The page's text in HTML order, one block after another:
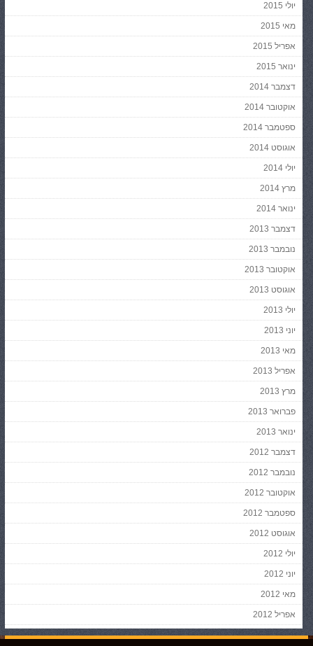
יולי 2015
מאי 2015
אפריל 2015
ינואר 2015
דצמבר 2014
אוקטובר 2014
ספטמבר 2014
אוגוסט 2014
יולי 2014
מרץ 2014
ינואר 2014
דצמבר 2013
נובמבר 2013
אוקטובר 2013
אוגוסט 2013
יולי 2013
יוני 2013
מאי 2013
אפריל 2013
מרץ 2013
פברואר 2013
ינואר 2013
דצמבר 2012
נובמבר 2012
אוקטובר 2012
ספטמבר 2012
אוגוסט 2012
יולי 2012
יוני 2012
מאי 2012
אפריל 2012